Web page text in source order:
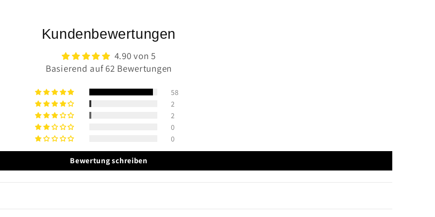
Kundenbewertungen
4.90 von 5
Basierend auf 62 Bewertungen
58
2
2
0
0
Bewertung schreiben